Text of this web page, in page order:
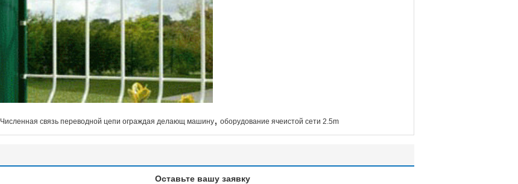
Численная связь переводной цепи ограждая делающ машину, оборудование ячеистой сети 2.5m
Оставьте вашу заявку